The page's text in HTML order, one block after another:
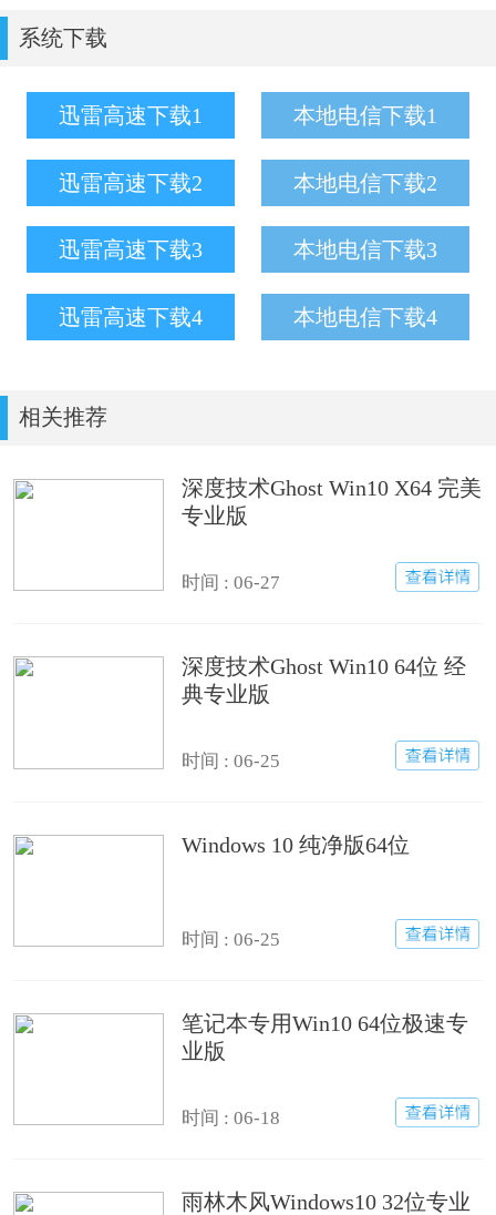
系统下载
迅雷高速下载1
迅雷高速下载2
迅雷高速下载3
迅雷高速下载4
本地电信下载1
本地电信下载2
本地电信下载3
本地电信下载4
相关推荐
深度技术Ghost Win10 X64 完美
专业版
时间 : 06-27
深度技术Ghost Win10 64位 经
典专业版
时间 : 06-25
Windows 10 纯净版64位
时间 : 06-25
笔记本专用Win10 64位极速专
业版
时间 : 06-18
雨林木风Windows10 32位专业